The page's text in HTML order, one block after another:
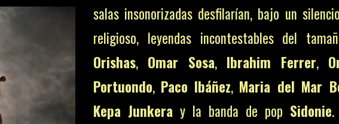
salas insonorizadas desfilarían, bajo un
religioso, leyendas incontestables del
Orishas, Omar Sosa, Ibrahim Ferrer,
Portuondo, Paco Ibáñez, Maria del Mar
Kepa Junkera y la banda de pop Sidonie.